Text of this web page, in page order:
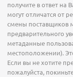
получите в ответ на
могут отличатся от
смены поставщиков
предварительного
метаданные
местоположении).
Если вы не хотите
пожалуйста,